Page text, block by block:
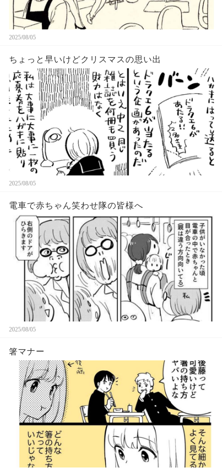
2025/08/05
ちょっと早いけどクリスマスの思い出
2025/08/05
電車で赤ちゃん笑わせ隊の皆様へ
2025/08/05
箸マナー